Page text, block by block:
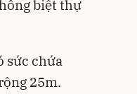
biệt thự
sức chứa
25m.